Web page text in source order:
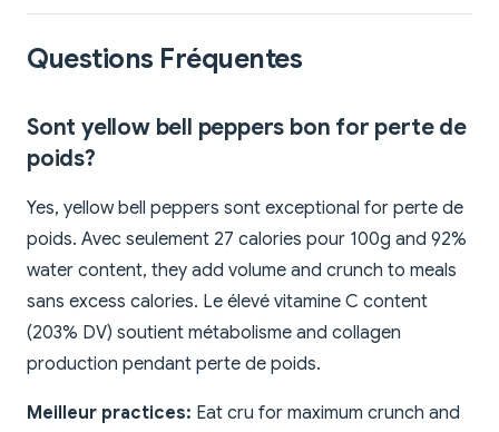
Questions Fréquentes
Sont yellow bell peppers bon for perte de
poids?
Yes, yellow bell peppers sont exceptional for perte de
poids. Avec seulement 27 calories pour 100g and 92%
water content, they add volume and crunch to meals
sans excess calories. Le élevé vitamine C content
(203% DV) soutient métabolisme and collagen
production pendant perte de poids.
Meilleur practices: Eat cru for maximum crunch and